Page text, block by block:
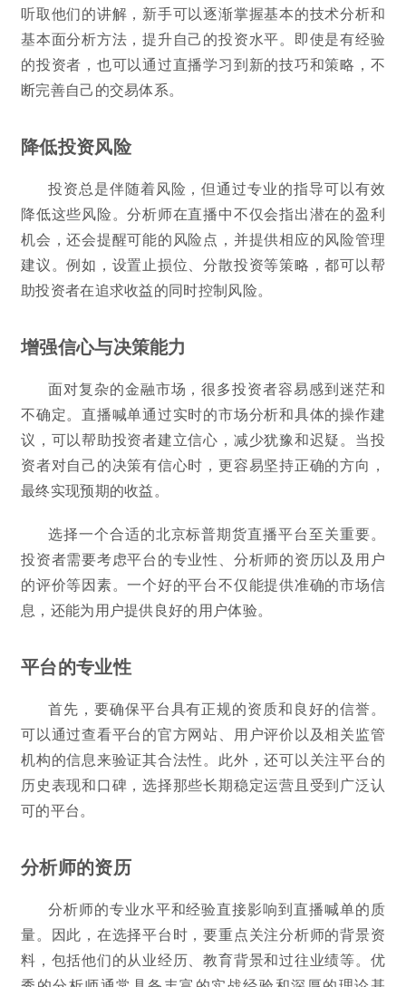
听取他们的讲解，新手可以逐渐掌握基本的技术分析和
基本面分析方法，提升自己的投资水平。即使是有经验
的投资者，也可以通过直播学习到新的技巧和策略，不
断完善自己的交易体系。
降低投资风险
投资总是伴随着风险，但通过专业的指导可以有效
降低这些风险。分析师在直播中不仅会指出潜在的盈利
机会，还会提醒可能的风险点，并提供相应的风险管理
建议。例如，设置止损位、分散投资等策略，都可以帮
助投资者在追求收益的同时控制风险。
增强信心与决策能力
面对复杂的金融市场，很多投资者容易感到迷茫和
不确定。直播喊单通过实时的市场分析和具体的操作建
议，可以帮助投资者建立信心，减少犹豫和迟疑。当投
资者对自己的决策有信心时，更容易坚持正确的方向，
最终实现预期的收益。
选择一个合适的北京标普期货直播平台至关重要。
投资者需要考虑平台的专业性、分析师的资历以及用户
的评价等因素。一个好的平台不仅能提供准确的市场信
息，还能为用户提供良好的用户体验。
平台的专业性
首先，要确保平台具有正规的资质和良好的信誉。
可以通过查看平台的官方网站、用户评价以及相关监管
机构的信息来验证其合法性。此外，还可以关注平台的
历史表现和口碑，选择那些长期稳定运营且受到广泛认
可的平台。
分析师的资历
分析师的专业水平和经验直接影响到直播喊单的质
量。因此，在选择平台时，要重点关注分析师的背景资
料，包括他们的从业经历、教育背景和过往业绩等。优